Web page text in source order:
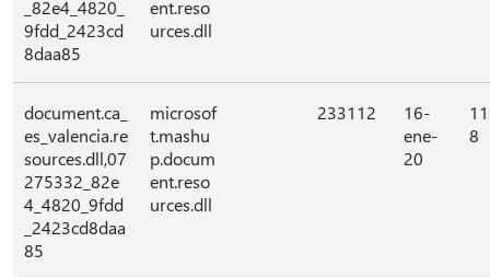
_82e4_4820_
9fdd_2423cd
8daa85
ent.reso
urces.dll
document.ca_
es_valencia.re
sources.dll,07
275332_82e
4_4820_9fdd
_2423cd8daa
85
microsof
t.mashu
p.docum
ent.reso
urces.dll
233112
16-
ene-
20
8